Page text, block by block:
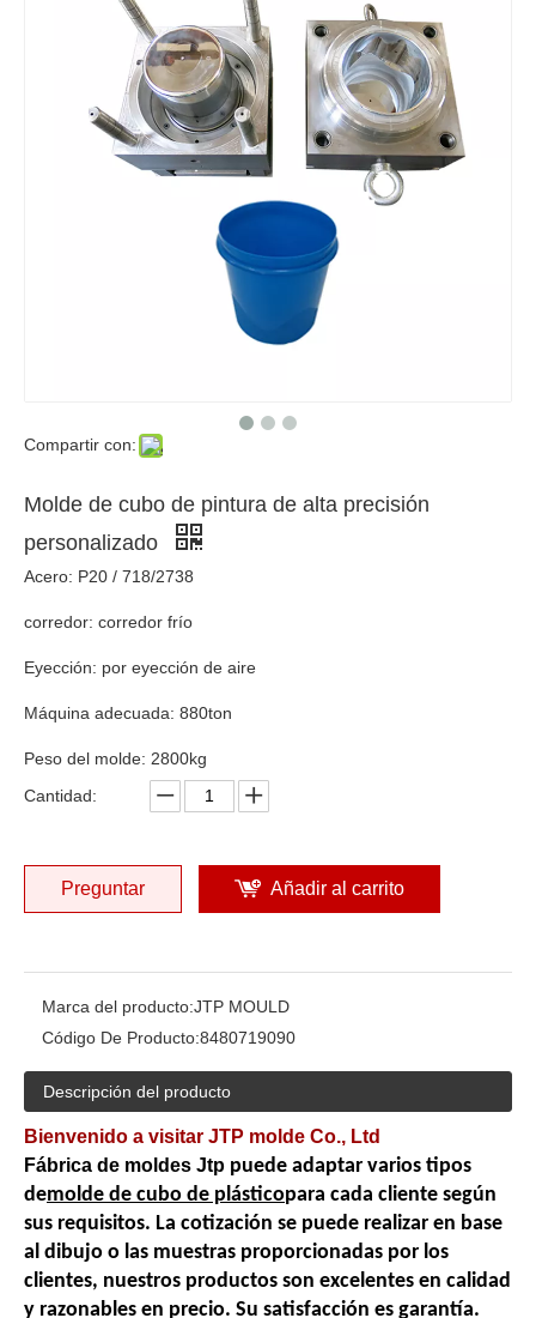
Compartir con:
Molde de cubo de pintura de alta precisión
personalizado
Acero: P20 / 718/2738
corredor: corredor frío
Eyección: por eyección de aire
Máquina adecuada: 880ton
Peso del molde: 2800kg
Cantidad:
Preguntar Añadir al carrito
Marca del producto:JTP MOULD
Código De Producto:8480719090
Descripción del producto
Bienvenido a visitar JTP molde Co., Ltd
Fábrica de moldes Jtp puede adaptar varios tipos
demolde de cubo de plásticopara cada cliente según
sus requisitos. La cotización se puede realizar en base
al dibujo o las muestras proporcionadas por los
clientes, nuestros productos son excelentes en calidad
y razonables en precio. Su satisfacción es garantía.